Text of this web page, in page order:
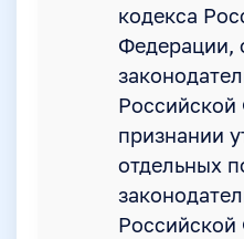
кодекса
Федерации,
признании
отдельных